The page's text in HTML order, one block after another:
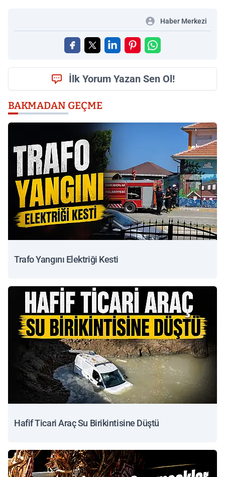
Haber Merkezi
İlk Yorum Yazan Sen Ol!
BAKMADAN GEÇME
Trafo Yangını Elektriği Kesti
Hafif Ticari Araç Su Birikintisine Düştü